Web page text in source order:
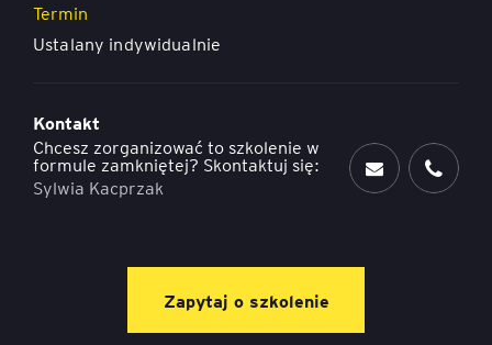
Termin
Ustalany indywidualnie
Kontakt
Chcesz zorganizować to szkolenie w
formule zamkniętej? Skontaktuj się:
Sylwia Kacprzak
Zapytaj o szkolenie